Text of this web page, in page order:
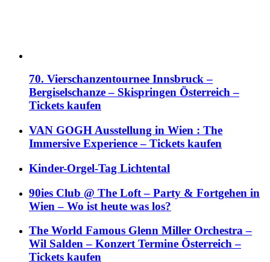
70. Vierschanzentournee Innsbruck –
Bergiselschanze – Skispringen Österreich –
Tickets kaufen
VAN GOGH Ausstellung in Wien : The
Immersive Experience – Tickets kaufen
Kinder-Orgel-Tag Lichtental
90ies Club @ The Loft – Party & Fortgehen in
Wien – Wo ist heute was los?
The World Famous Glenn Miller Orchestra –
Wil Salden – Konzert Termine Österreich –
Tickets kaufen